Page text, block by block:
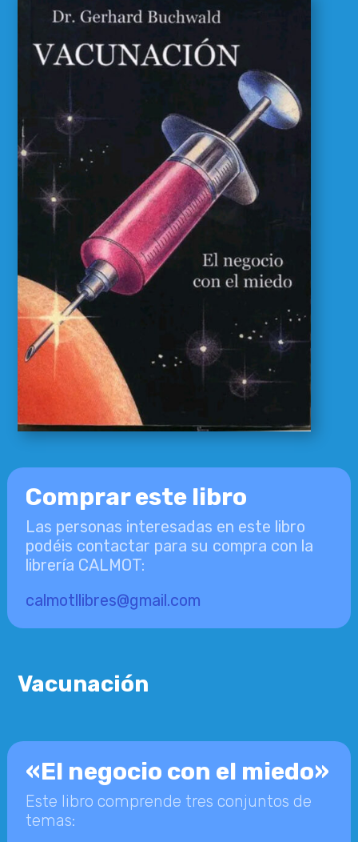
Vacunación
Comprar este libro
Las personas interesadas en este libro
podéis contactar para su compra con la
librería CALMOT:
calmotllibres@gmail.com
Vacunación
«El negocio con el miedo»
Este libro comprende tres conjuntos de
temas: